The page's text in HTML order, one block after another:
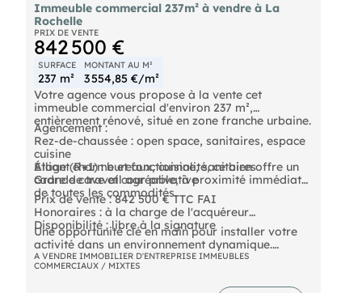
Immeuble commercial 237m² à vendre à La
Rochelle
PRIX DE VENTE
842 500 €
SURFACE
237 m²
MONTANT AU M²
3 554,85 €/m²
Votre agence vous propose à la vente cet
immeuble commercial d'environ 237 m²,
entièrement rénové, situé en zone franche urbaine.
Agencement :
Rez-de-chaussée : open space, sanitaires, espace
cuisine
Étage (R+1) : bureaux, cuisine, sanitaires
Grande cave et cour privative
Alliant charme et fonctionnalité, ce bien offre un
cadre de travail agréable, à proximité immédiate
de toutes les commodités.
Prix de vente : 842 500 € TTC FAI
Honoraires : à la charge de l'acquéreur
Disponibilité : libre à la signature
Une opportunité clé en main pour installer votre
activité dans un environnement dynamique.
A VENDRE IMMOBILIER D'ENTREPRISE IMMEUBLES
COMMERCIAUX / MIXTES